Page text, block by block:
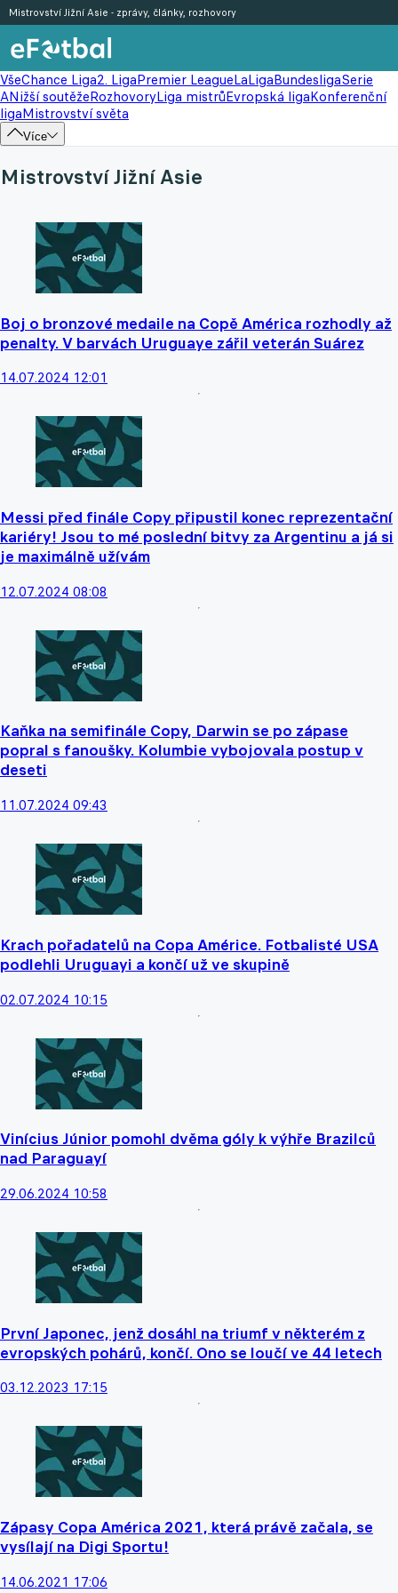
VšeChance Liga2. LigaPremier LeagueLaLigaBundesligaSerie
ANižší soutěžeRozhovoryLiga mistrůEvropská ligaKonferenční
ligaMistrovství světa
Více
Mistrovství Jižní Asie - zprávy, články, rozhovory
Mistrovství Jižní Asie
Boj o bronzové medaile na Copě América rozhodly až
penalty. V barvách Uruguaye zářil veterán Suárez
14.07.2024 12:01
Messi před finále Copy připustil konec reprezentační
kariéry! Jsou to mé poslední bitvy za Argentinu a já si
je maximálně užívám
12.07.2024 08:08
Kaňka na semifinále Copy, Darwin se po zápase
popral s fanoušky. Kolumbie vybojovala postup v
deseti
11.07.2024 09:43
Krach pořadatelů na Copa Américe. Fotbalisté USA
podlehli Uruguayi a končí už ve skupině
02.07.2024 10:15
Vinícius Júnior pomohl dvěma góly k výhře Brazilců
nad Paraguayí
29.06.2024 10:58
První Japonec, jenž dosáhl na triumf v některém z
evropských pohárů, končí. Ono se loučí ve 44 letech
03.12.2023 17:15
Zápasy Copa América 2021, která právě začala, se
vysílají na Digi Sportu!
14.06.2021 17:06